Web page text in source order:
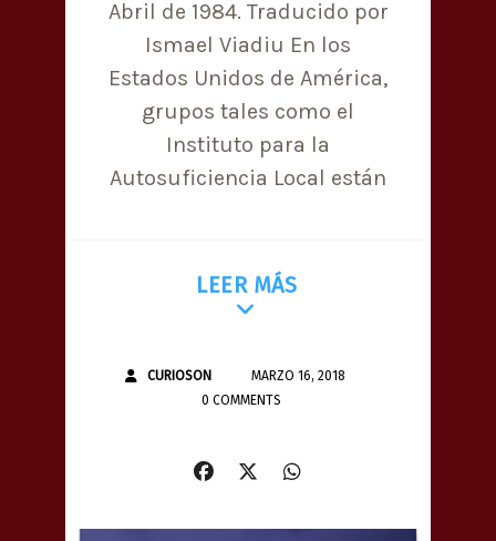
Abril de 1984. Traducido por
Ismael Viadiu En los
Estados Unidos de América,
grupos tales como el
Instituto para la
Autosuficiencia Local están
LEER MÁS
CURIOSON
MARZO 16, 2018
0 COMMENTS